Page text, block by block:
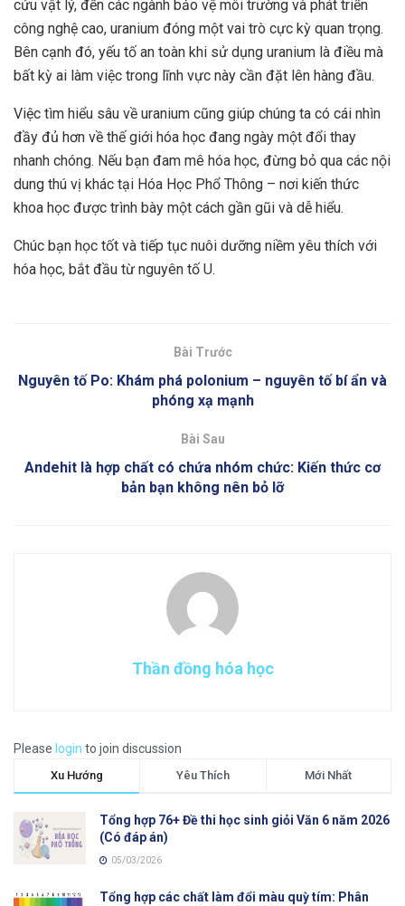
cứu vật lý, đến các ngành bảo vệ môi trường và phát triển
công nghệ cao, uranium đóng một vai trò cực kỳ quan trọng.
Bên cạnh đó, yếu tố an toàn khi sử dụng uranium là điều mà
bất kỳ ai làm việc trong lĩnh vực này cần đặt lên hàng đầu.
Việc tìm hiểu sâu về uranium cũng giúp chúng ta có cái nhìn
đầy đủ hơn về thế giới hóa học đang ngày một đổi thay
nhanh chóng. Nếu bạn đam mê hóa học, đừng bỏ qua các nội
dung thú vị khác tại Hóa Học Phổ Thông – nơi kiến thức
khoa học được trình bày một cách gần gũi và dễ hiểu.
Chúc bạn học tốt và tiếp tục nuôi dưỡng niềm yêu thích với
hóa học, bắt đầu từ nguyên tố U.
Bài Trước
Nguyên tố Po: Khám phá polonium – nguyên tố bí ẩn và
phóng xạ mạnh
Bài Sau
Andehit là hợp chất có chứa nhóm chức: Kiến thức cơ
bản bạn không nên bỏ lỡ
Thần đồng hóa học
Please login to join discussion
Xu Hướng Yêu Thích Mới Nhất
Tổng hợp 76+ Đề thi học sinh giỏi Văn 6 năm 2026
(Có đáp án)
05/03/2026
Tổng hợp các chất làm đổi màu quỳ tím: Phân